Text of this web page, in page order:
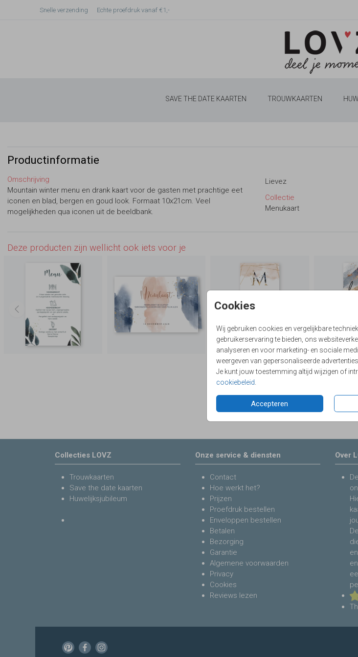
Snelle verzending Echte proefdruk vanaf €1,-
SAVE THE DATE KAARTEN TROUWKAARTEN
Cookies
Wij gebruiken cookies en vergelijkbare
gebruikerservaring te bieden, ons
analyseren en voor marketing- en sociale
weergeven van gepersonaliseerde
Je kunt jouw toestemming altijd wijzigen of
cookiebeleid
Accepteren
Productinformatie
Omschrijving
Mountain winter menu en drank kaart voor de gasten met prachtige eet
iconen en blad, bergen en goud look. Formaat 10x21cm. Veel
mogelijkheden qua iconen uit de beeldbank.
Lievez
Collectie
Menukaart
Deze producten zijn wellicht ook iets voor je
Collecties LOVZ
Trouwkaarten
Save the date kaarten
Huwelijksjubileum
Onze service & diensten
Contact
Hoe werkt het?
Prijzen
Proefdruk bestellen
Enveloppen bestellen
Betalen
Bezorging
Garantie
Algemene voorwaarden
Privacy
Cookies
Reviews lezen
Over